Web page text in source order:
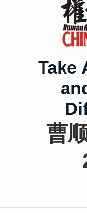
Take
曹